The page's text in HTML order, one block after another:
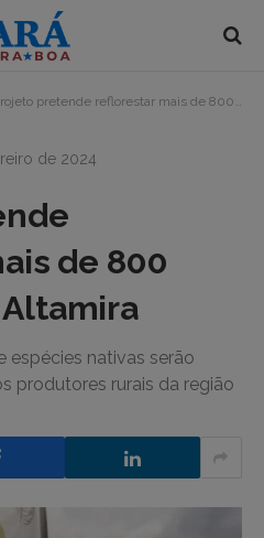
pretende reflorestar mais de 800 hectares em Altamira
de 2024
de 800
espécies nativas serão
produtores rurais da região